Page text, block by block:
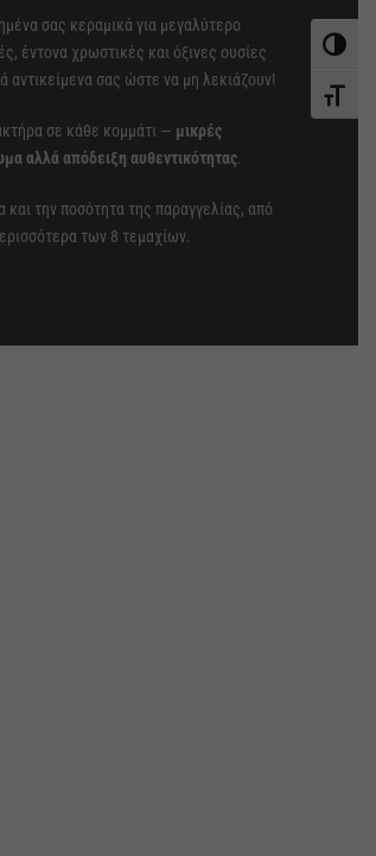
σας κεραμικά για μεγαλύτερο
έντονα χρωστικές και όξινες ουσίες
αντικείμενα σας ώστε να μη λεκιάζουν!
σε κάθε κομμάτι — μικρές
αλλά απόδειξη αυθεντικότητας.
και την ποσότητα της παραγγελίας, από
των 8 τεμαχίων.